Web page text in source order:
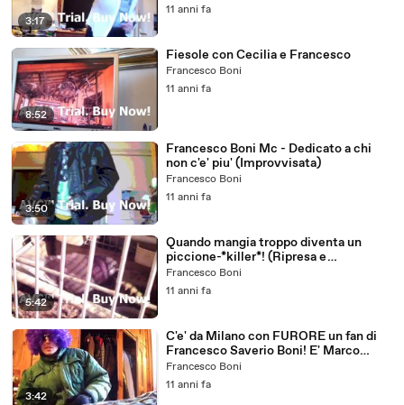
3:17
11 anni fa
8:52
Fiesole con Cecilia e Francesco
Francesco Boni
11 anni fa
3:50
Francesco Boni Mc - Dedicato a chi
non c'e' piu' (Improvvisata)
Francesco Boni
11 anni fa
5:42
Quando mangia troppo diventa un
piccione-*killer*! (Ripresa e
commento by Francesco Saverio Boni
ed Anna Maria Cantiani)
Francesco Boni
11 anni fa
3:42
C'e' da Milano con FURORE un fan di
Francesco Saverio Boni! E' Marco
Brambilla!
Francesco Boni
11 anni fa